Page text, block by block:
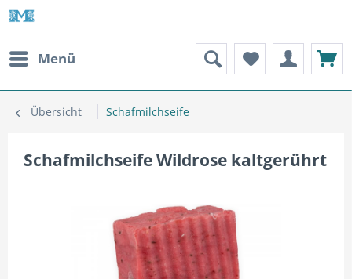
Menü
Übersicht Schafmilchseife
Schafmilchseife Wildrose kaltgerührt